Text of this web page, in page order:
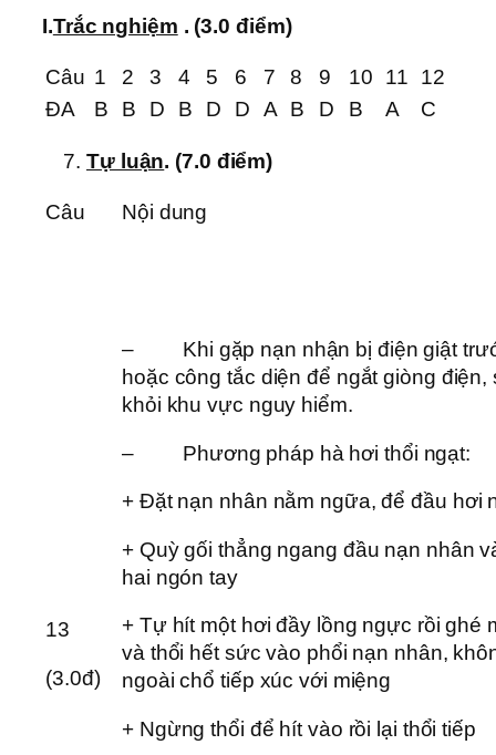
I.Trắc nghiệm . (3.0 điểm)
Câu 1 2 3 4 5 6 7 8 9 10 11
12
ĐA
B B D B D D A B D B A C
Tự luận. (7.0 điểm)
Câu Nội dung
13
(3.0đ)
– Khi gặp nạn nhận bị điện giật
hoặc công tắc diện để ngắt giòng
khỏi khu vực nguy hiểm.
– Phương pháp hà hơi thổi ngạt:
+ Đặt nạn nhân nằm ngữa, để đầu hơi
+ Quỳ gối thẳng ngang đầu nạn nhân
hai ngón tay
+ Tự hít một hơi đầy lồng ngực rồi ghé
và thổi hết sức vào phổi nạn nhân,
ngoài chổ tiếp xúc với miệng
+ Ngừng thổi để hít vào rồi lại thổi tiếp